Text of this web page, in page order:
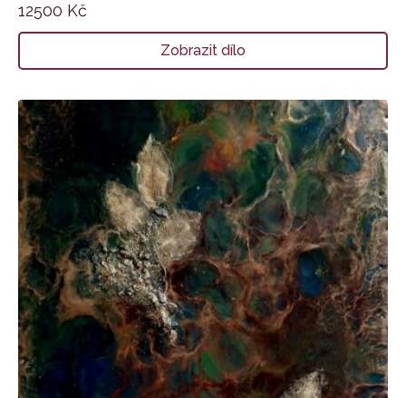
12500 Kč
Zobrazit dílo